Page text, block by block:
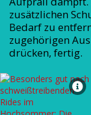
zusätzlichen
Bedarf zu
zugehörigen
drücken, fertig.